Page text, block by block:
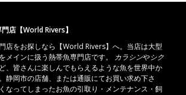
店【World Rivers】
店をお探しなら【World Rivers】へ。当店は大型
をメインに扱う熱帯魚専門店です。 カラシンやシク
、皆さんに楽しんでもらえるような魚を世界中か
静岡市の店舗、または通販にてお買い求め下さ
なってしまったお魚の引取り・メンテナンス・飼